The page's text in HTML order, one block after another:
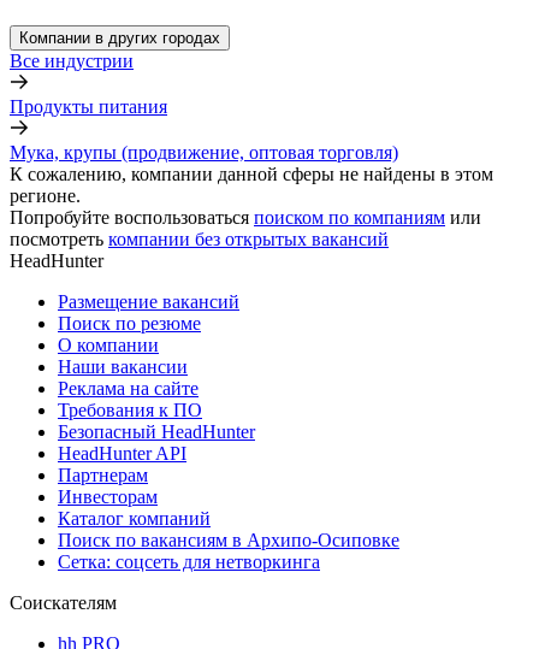
Компании в других городах
Все индустрии
Продукты питания
Мука, крупы (продвижение, оптовая торговля)
К сожалению, компании данной сферы не найдены в этом
регионе.
Попробуйте воспользоваться поиском по компаниям или
посмотреть компании без открытых вакансий
HeadHunter
Размещение вакансий
Поиск по резюме
О компании
Наши вакансии
Реклама на сайте
Требования к ПО
Безопасный HeadHunter
HeadHunter API
Партнерам
Инвесторам
Каталог компаний
Поиск по вакансиям в Архипо-Осиповке
Сетка: соцсеть для нетворкинга
Соискателям
hh PRO